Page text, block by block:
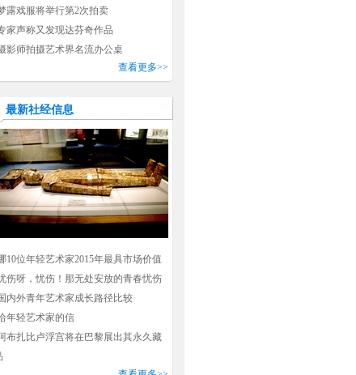
露戏服将举行第2次拍卖
家声称又发现达芬奇作品
影师拍摄艺术界名流办公桌
查看更多>>
最新社经信息
10位年轻艺术家2015年最具市场价值
伤呀，忧伤！那无处安放的青春忧伤
内外青年艺术家成长路径比较
年轻艺术家的信
布扎比卢浮宫将在巴黎展出其永久藏